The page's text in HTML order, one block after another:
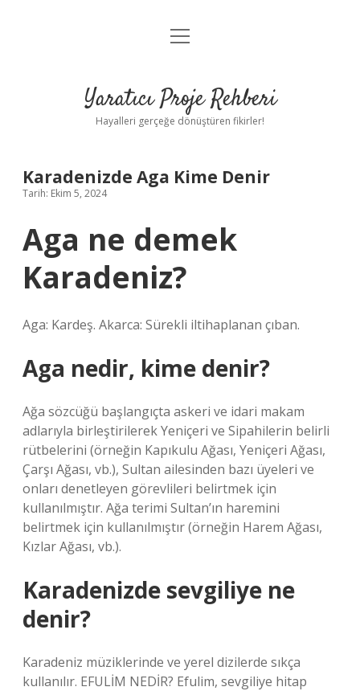
Anasayfa
Yasal Uyarı
menüyü
Yaratıcı Proje Rehberi
Hayalleri gerçeğe dönüştüren fikirler!
Karadenizde Aga Kime Denir
Tarih: Ekim 5, 2024
Aga ne demek
Karadeniz?
Aga: Kardeş. Akarca: Sürekli iltihaplanan çıban.
Aga nedir, kime denir?
Ağa sözcüğü başlangıçta askeri ve idari makam
adlarıyla birleştirilerek Yeniçeri ve Sipahilerin belirli
rütbelerini (örneğin Kapıkulu Ağası, Yeniçeri Ağası,
Çarşı Ağası, vb.), Sultan ailesinden bazı üyeleri ve
onları denetleyen görevlileri belirtmek için
kullanılmıştır. Ağa terimi Sultan’ın haremini
belirtmek için kullanılmıştır (örneğin Harem Ağası,
Kızlar Ağası, vb.).
Karadenizde sevgiliye ne
denir?
Karadeniz müziklerinde ve yerel dizilerde sıkça
kullanılır. EFULİM NEDİR? Efulim, sevgiliye hitap